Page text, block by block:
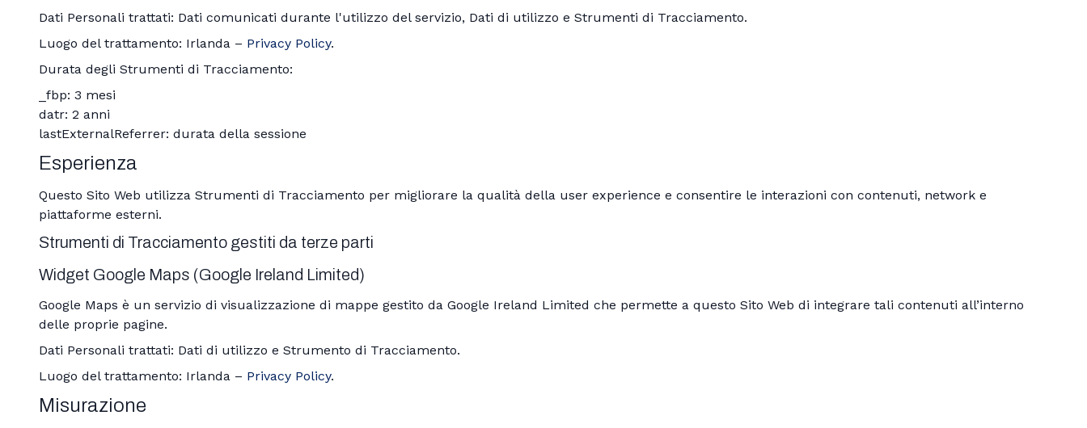
Dati Personali trattati: Dati comunicati durante l'utilizzo del servizio, Dati di utilizzo e Strumenti di Tracciamento.
Luogo del trattamento: Irlanda – Privacy Policy.
Durata degli Strumenti di Tracciamento:
_fbp: 3 mesi
datr: 2 anni
lastExternalReferrer: durata della sessione
Esperienza
Questo Sito Web utilizza Strumenti di Tracciamento per migliorare la qualità della user experience e consentire le interazioni con contenuti, network e
piattaforme esterni.
Strumenti di Tracciamento gestiti da terze parti
Widget Google Maps (Google Ireland Limited)
Google Maps è un servizio di visualizzazione di mappe gestito da Google Ireland Limited che permette a questo Sito Web di integrare tali contenuti all’interno
delle proprie pagine.
Dati Personali trattati: Dati di utilizzo e Strumento di Tracciamento.
Luogo del trattamento: Irlanda – Privacy Policy.
Misurazione